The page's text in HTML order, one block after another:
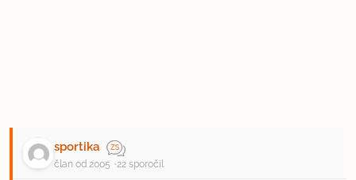
sportika
član od 2005 22 sporočil